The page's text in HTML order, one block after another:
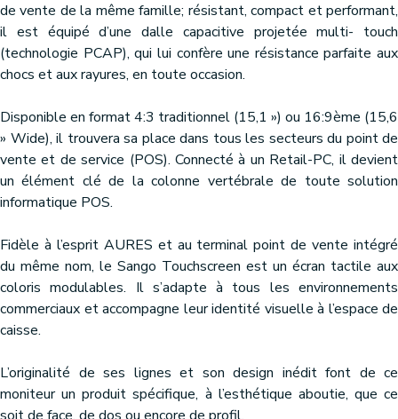
de vente de la même famille; résistant, compact et performant,
il est équipé d’une dalle capacitive projetée multi- touch
(technologie PCAP), qui lui confère une résistance parfaite aux
chocs et aux rayures, en toute occasion.
Disponible en format 4:3 traditionnel (15,1 ») ou 16:9ème (15,6
» Wide), il trouvera sa place dans tous les secteurs du point de
vente et de service (POS). Connecté à un Retail-PC, il devient
un élément clé de la colonne vertébrale de toute solution
informatique POS.
Fidèle à l’esprit AURES et au terminal point de vente intégré
du même nom, le Sango Touchscreen est un écran tactile aux
coloris modulables. Il s’adapte à tous les environnements
commerciaux et accompagne leur identité visuelle à l’espace de
caisse.
L’originalité de ses lignes et son design inédit font de ce
moniteur un produit spécifique, à l’esthétique aboutie, que ce